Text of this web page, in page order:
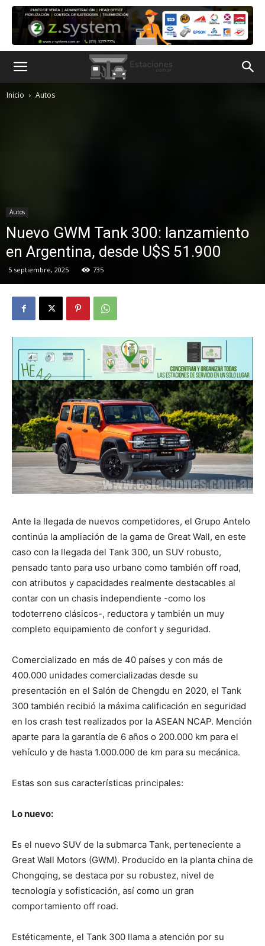
Inicio Autos
Autos
Nuevo GWM Tank 300: lanzamiento
en Argentina, desde U$S 51.900
5 septiembre, 2025 735
Ante la llegada de nuevos competidores, el Grupo Antelo
continúa la ampliación de la gama de Great Wall, en este
caso con la llegada del Tank 300, un SUV robusto,
pensado tanto para uso urbano como también off road,
con atributos y capacidades realmente destacables al
contar con un chasis independiente -como los
todoterreno clásicos-, reductora y también un muy
completo equipamiento de confort y seguridad.
Comercializado en más de 40 países y con más de
400.000 unidades comercializadas desde su
presentación en el Salón de Chengdu en 2020, el Tank
300 también recibió la máxima calificación en seguridad
en los crash test realizados por la ASEAN NCAP. Mención
aparte para la garantía de 6 años o 200.000 km para el
vehículo y de hasta 1.000.000 de km para su mecánica.
Estas son sus características principales:
Lo nuevo:
Es el nuevo SUV de la submarca Tank, perteneciente a
Great Wall Motors (GWM). Producido en la planta china de
Chongqing, se destaca por su robustez, nivel de
tecnología y sofisticación, así como un gran
comportamiento off road.
Estéticamente, el Tank 300 llama a atención por su